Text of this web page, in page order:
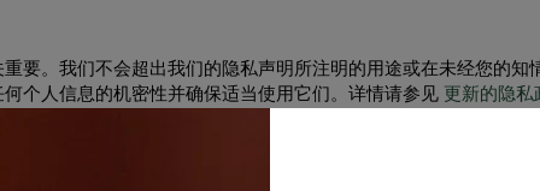
要。我们不会超出我们的隐私声明所注明的用途或在未经您的
个人信息的机密性并确保适当使用它们。详情请参见 更新的隐私